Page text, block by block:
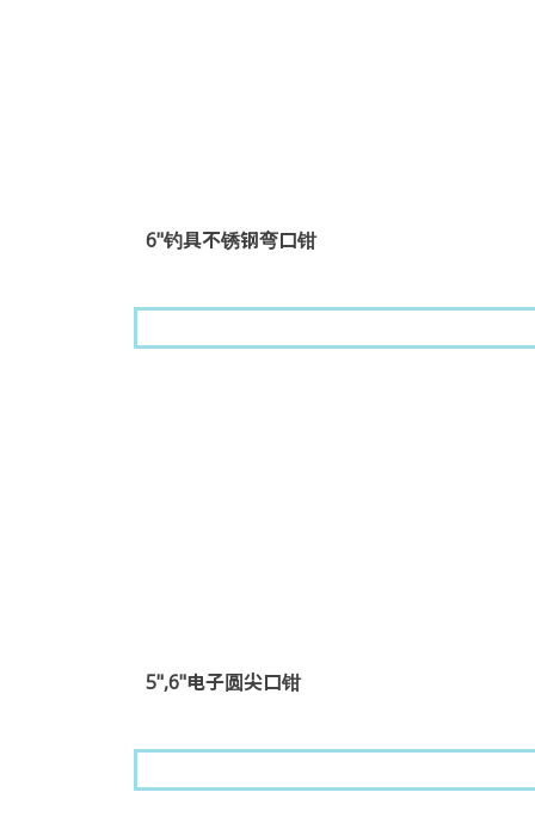
6"钓具不锈钢弯口钳
5",6"电子圆尖口钳